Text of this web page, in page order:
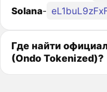
Solana-
Где найти
(Ondo Tokenized)?